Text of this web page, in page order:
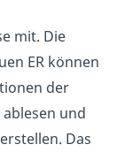
mit. Die
ER können
der
ablesen und
Das